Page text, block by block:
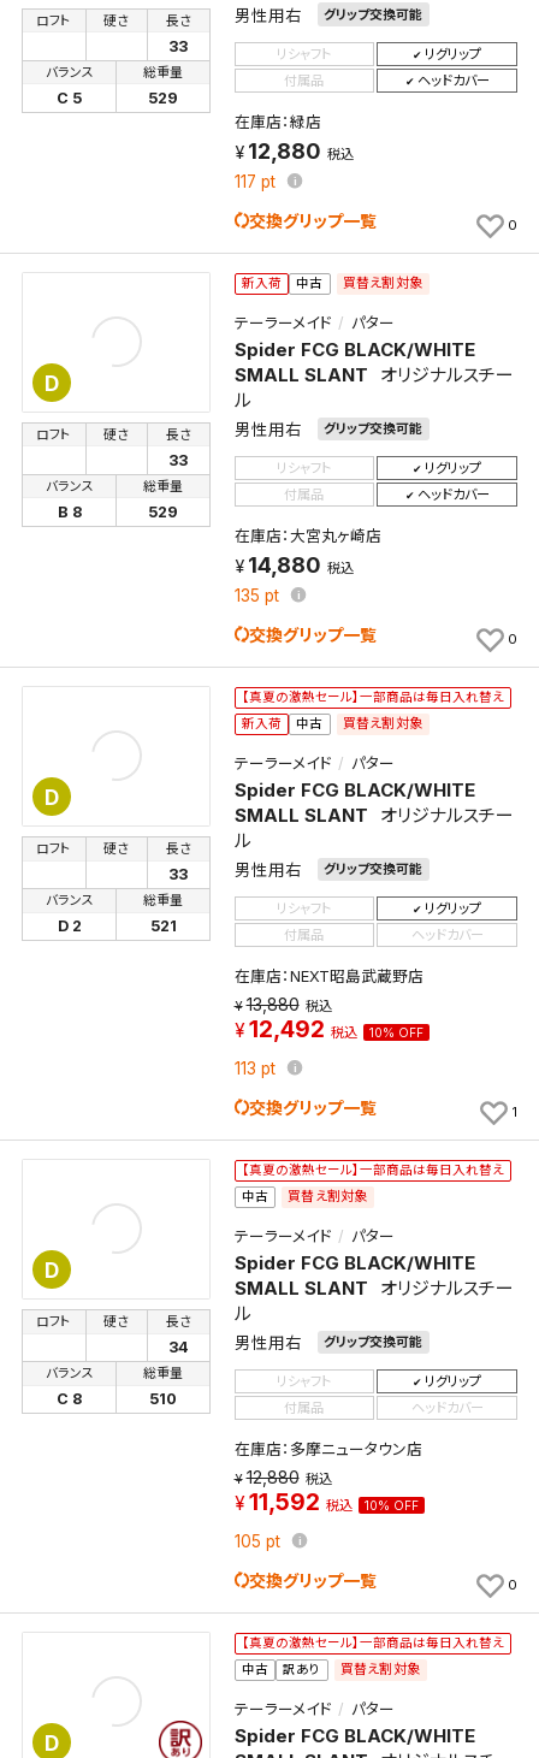
男性用右 グリップ交換可能
ロフト 硬さ 長さ
33
バランス
C 5
総重量
529
リシャフト
リグリップ
付属品
ヘッドカバー
在庫店：緑店
12,880 税込
117 pt
交換グリップ一覧 0
D
新入荷 中古 買替え割対象
テーラーメイド パター
Spider FCG BLACK/WHITE
SMALL SLANT
オリジナルスチー
ル
男性用右 グリップ交換可能
ロフト 硬さ 長さ
33
バランス
B 8
総重量
529
リシャフト
リグリップ
付属品
ヘッドカバー
在庫店：大宮丸ヶ崎店
14,880 税込
135 pt
交換グリップ一覧 0
D
【真夏の激熱セール】一部商品は毎日入れ替え
新入荷
中古 買替え割対象
テーラーメイド パター
Spider FCG BLACK/WHITE
SMALL SLANT
オリジナルスチー
ル
男性用右 グリップ交換可能
ロフト 硬さ 長さ
33
バランス
D 2
総重量
521
リシャフト
リグリップ
付属品
ヘッドカバー
在庫店：NEXT昭島武蔵野店
13,880 税込
12,492 税込 10% OFF
113 pt
交換グリップ一覧 1
D
【真夏の激熱セール】一部商品は毎日入れ替え
中古
買替え割対象
テーラーメイド パター
Spider FCG BLACK/WHITE
SMALL SLANT
オリジナルスチー
ル
男性用右 グリップ交換可能
ロフト 硬さ 長さ
34
バランス
C 8
総重量
510
リシャフト
リグリップ
付属品
ヘッドカバー
在庫店：多摩ニュータウン店
12,880 税込
11,592 税込 10% OFF
105 pt
交換グリップ一覧 0
D
【真夏の激熱セール】一部商品は毎日入れ替え
中古
訳あり 買替え割対象
テーラーメイド パター
Spider FCG BLACK/WHITE